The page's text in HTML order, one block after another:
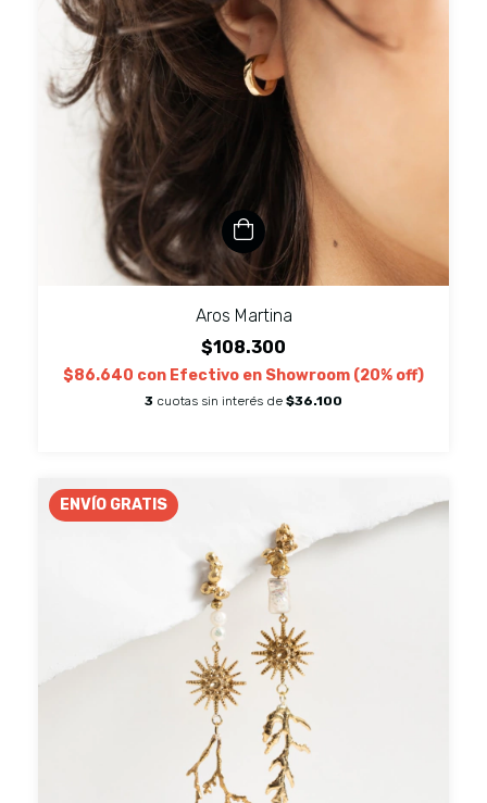
Aros Martina
$108.300
$86.640 con Efectivo en Showroom (20% off)
3 cuotas sin interés de $36.100
ENVÍO GRATIS